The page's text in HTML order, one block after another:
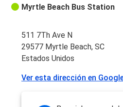
Myrtle Beach Bus Station
511 7Th Ave N
29577 Myrtle Beach, SC
Estados Unidos
Ver esta dirección en